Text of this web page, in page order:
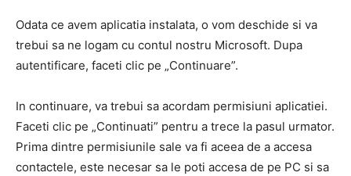
Odata ce avem aplicatia instalata, o vom deschide si va
trebui sa ne logam cu contul nostru Microsoft. Dupa
autentificare, faceti clic pe „Continuare”.
In continuare, va trebui sa acordam permisiuni aplicatiei.
Faceti clic pe „Continuati” pentru a trece la pasul urmator.
Prima dintre permisiunile sale va fi aceea de a accesa
contactele, este necesar sa le poti accesa de pe PC si sa